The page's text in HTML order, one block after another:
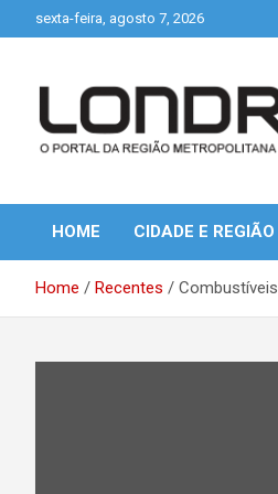
to
sexta-feira, agosto 7, 2026
Londrix
HOME CIDADE E REGIÃO
Home Recentes Combustíveis